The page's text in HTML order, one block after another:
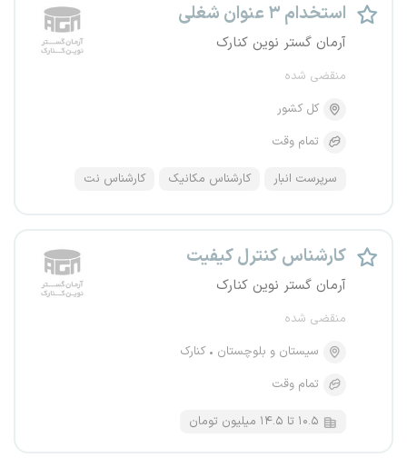
استخدام ۳ عنوان شغلی
آرمان گستر نوین کنارک
منقضی شده
کل کشور
تمام وقت
سرپرست انبار کارشناس مکانیک کارشناس نت
کارشناس کنترل کیفیت
آرمان گستر نوین کنارک
منقضی شده
سیستان و بلوچستان
کنارک
تمام وقت
۱۰.۵ تا ۱۴.۵ میلیون تومان